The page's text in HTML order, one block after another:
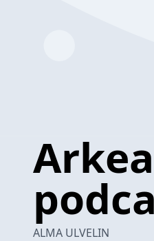
ALMA ULVELIN